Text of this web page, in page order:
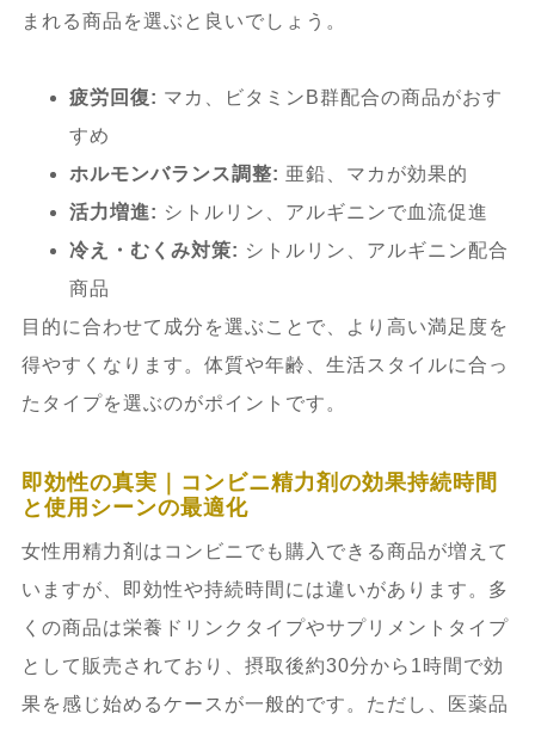
まれる商品を選ぶと良いでしょう。
疲労回復: マカ、ビタミンB群配合の商品がおす
すめ
ホルモンバランス調整: 亜鉛、マカが効果的
活力増進: シトルリン、アルギニンで血流促進
冷え・むくみ対策: シトルリン、アルギニン配合
商品
目的に合わせて成分を選ぶことで、より高い満足度を
得やすくなります。体質や年齢、生活スタイルに合っ
たタイプを選ぶのがポイントです。
即効性の真実｜コンビニ精力剤の効果持続時間
と使用シーンの最適化
女性用精力剤はコンビニでも購入できる商品が増えて
いますが、即効性や持続時間には違いがあります。多
くの商品は栄養ドリンクタイプやサプリメントタイプ
として販売されており、摂取後約30分から1時間で効
果を感じ始めるケースが一般的です。ただし、医薬品